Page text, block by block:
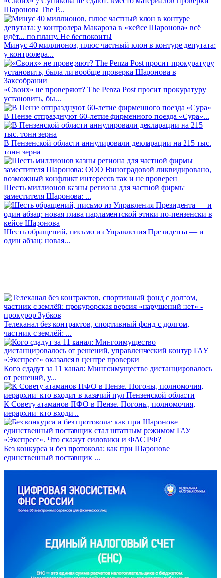
Шаронова The P...
Минус 40 миллионов, плюс частный клон в контуре депутата:
у контролера...
«Своих» не проверяют? The Penza Post просит прокуратуру
установить, бы...
В Пензе отпразднуют 60-летие фирменного поезда «Сура»...
В Пензенской области аннулировали декларации на 215 тыс.
тонн зерна...
Шесть миллионов казны региона для частной фирмы
заместителя Шаронова: ...
Шесть обращений, письмо из Управления Президента — и
один абзац: новая...
Телеканал без контрактов, спортивный фонд с долгом,
частник с землёй: ...
Кого сдадут за 11 канал: Мингоимущество дистанцировалось
от решений, у...
К Совету атаманов ПФО в Пензе. Погоны, полномочия,
иерархии: кто входи...
Без конкурса и без протокола: как при Шаронове
единственный поставщик ...